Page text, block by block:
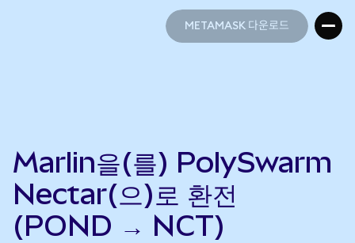
METAMASK 다운로드
Marlin을(를) PolySwarm
Nectar(으)로 환전
(POND → NCT)